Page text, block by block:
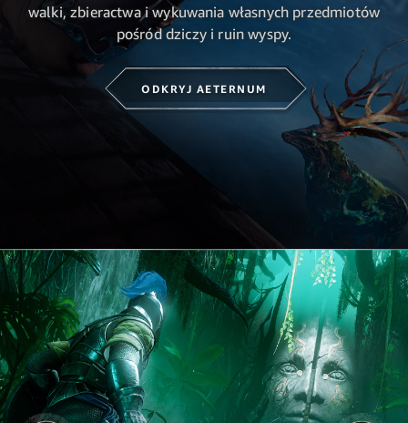
walki, zbieractwa i wykuwania własnych przedmiotów
pośród dziczy i ruin wyspy.
ODKRYJ AETERNUM